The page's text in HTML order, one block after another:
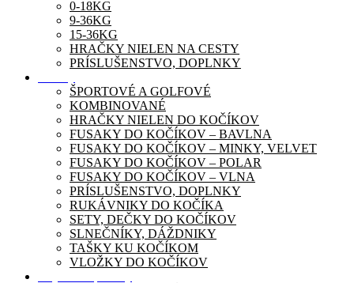
0-18KG
9-36KG
15-36KG
HRAČKY NIELEN NA CESTY
PRÍSLUŠENSTVO, DOPLNKY
ŠPORTOVÉ A GOLFOVÉ
KOMBINOVANÉ
HRAČKY NIELEN DO KOČÍKOV
FUSAKY DO KOČÍKOV – BAVLNA
FUSAKY DO KOČÍKOV – MINKY, VELVET
FUSAKY DO KOČÍKOV – POLAR
FUSAKY DO KOČÍKOV – VLNA
PRÍSLUŠENSTVO, DOPLNKY
RUKÁVNIKY DO KOČÍKA
SETY, DEČKY DO KOČÍKOV
SLNEČNÍKY, DÁŽDNIKY
TAŠKY KU KOČÍKOM
VLOŽKY DO KOČÍKOV